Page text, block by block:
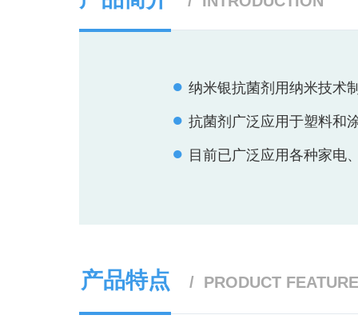
● 纳米银抗菌剂用纳米技术
● 抗菌剂广泛应用于塑料和
● 目前已广泛应用各种家电
产品特点 / PRODUCT